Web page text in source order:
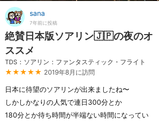
sana
7年前に投稿
絶賛日本版ソアリン🇯🇵の夜のオ
ススメ
TDS：ソアリン：ファンタスティック・フライト
★★★★★ 2019年8月に訪問
日本に待望のソアリンが出来ましたね〜
しかしかなりの人気で連日300分とか
180分とか待ち時間が半端ない時間になってい